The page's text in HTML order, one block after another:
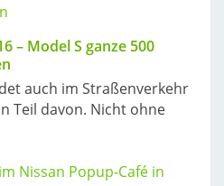
– Model S ganze 500
auch im Straßenverkehr
Teil davon. Nicht ohne